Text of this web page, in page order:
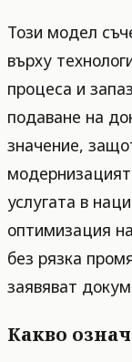
Този модел
върху
процеса и
подаване на
значение,
услугата в
оптимизация
без рязка
заявяват
Какво